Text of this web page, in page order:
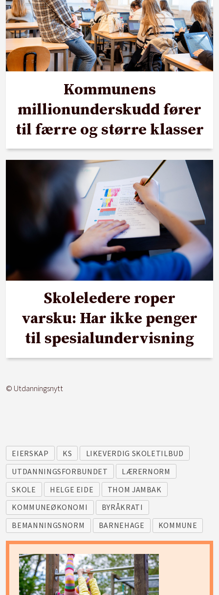
Kommunens
millionunderskudd fører
til færre og større klasser
Skoleledere roper
varsku: Har ikke penger
til spesialundervisning
© Utdanningsnytt
EIERSKAP KS
LIKEVERDIG SKOLETILBUD
UTDANNINGSFORBUNDET
LÆRERNORM
SKOLE
HELGE EIDE
THOM JAMBAK
KOMMUNEØKONOMI
BYRÅKRATI
BEMANNINGSNORM
BARNEHAGE KOMMUNE